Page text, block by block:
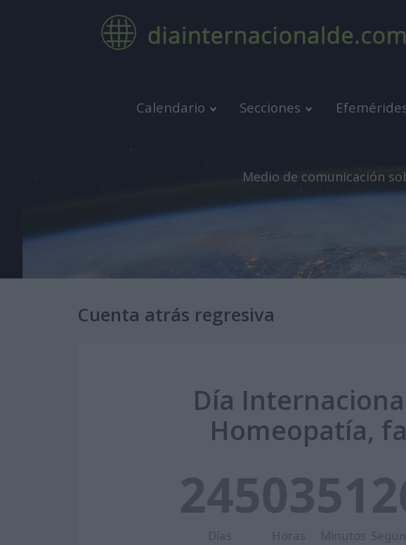
Calendario Secciones
Medio de comunicación
Cuenta atrás regresiva
Día
Homeopatía,
245
Días
03
Horas
51
Minutos